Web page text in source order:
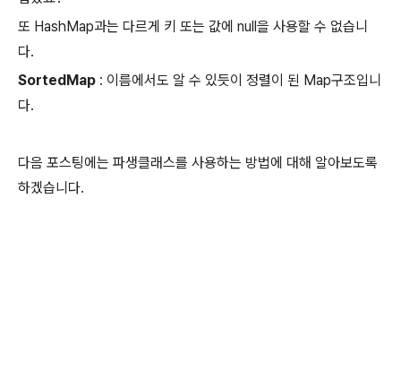
또 HashMap과는 다르게 키 또는 값에 null을 사용할 수 없습니
다.
SortedMap : 이름에서도 알 수 있듯이 정렬이 된 Map구조입니
다.
다음 포스팅에는 파생클래스를 사용하는 방법에 대해 알아보도록
하겠습니다.